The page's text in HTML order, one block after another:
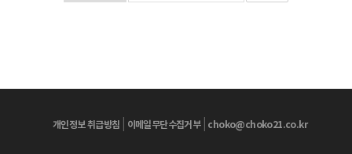
개인정보 취급방침 이메일무단수집거부| choko@choko21.co.kr